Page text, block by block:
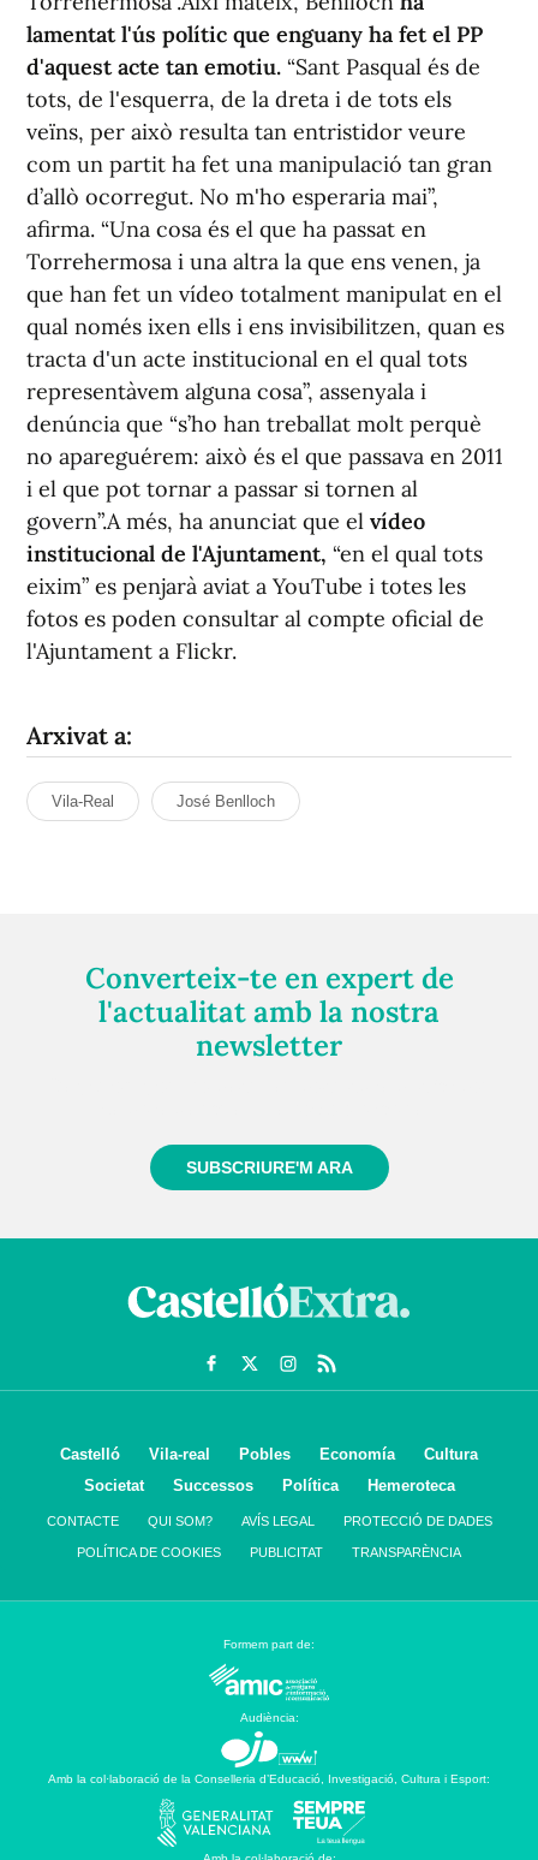
lamentat l'ús polític que enguany ha fet el PP
d'aquest acte tan emotiu. “Sant Pasqual és de
tots, de l'esquerra, de la dreta i de tots els
veïns, per això resulta tan entristidor veure
com un partit ha fet una manipulació tan gran
d’allò ocorregut. No m'ho esperaria mai”,
afirma. “Una cosa és el que ha passat en
Torrehermosa i una altra la que ens venen, ja
que han fet un vídeo totalment manipulat en el
qual només ixen ells i ens invisibilitzen, quan es
tracta d'un acte institucional en el qual tots
representàvem alguna cosa”, assenyala i
denúncia que “s’ho han treballat molt perquè
no apareguérem: això és el que passava en 2011
i el que pot tornar a passar si tornen al
govern”.A més, ha anunciat que el vídeo
institucional de l'Ajuntament, “en el qual tots
eixim” es penjarà aviat a YouTube i totes les
fotos es poden consultar al compte oficial de
l'Ajuntament a Flickr.
Arxivat a:
Vila-Real José Benlloch
Converteix-te en expert de
l'actualitat amb la nostra
newsletter
SUBSCRIURE'M ARA
Castelló Vila-real Pobles Economía
Cultura
Societat
Successos Política Hemeroteca
CONTACTE QUI SOM? AVÍS LEGAL PROTECCIÓ DE DADES
POLÍTICA DE COOKIES PUBLICITAT TRANSPARÈNCIA
Formem part de:
Audiència:
Amb la col·laboració de la Conselleria d’Educació, Investigació, Cultura i Esport: